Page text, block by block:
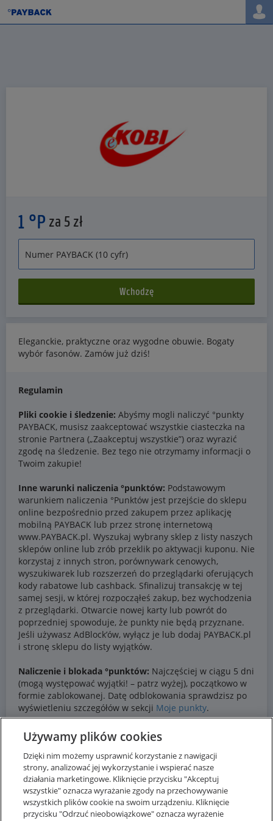
1 °P za 5 zł
Używamy plików cookies
Dzięki nim możemy usprawnić korzystanie z nawigacji
strony, analizować jej wykorzystanie i wspierać nasze
działania marketingowe. Kliknięcie przycisku "Akceptuj
wszystkie" oznacza wyrażanie zgody na przechowywanie
wszystkich plików cookie na swoim urządzeniu. Kliknięcie
przycisku "Odrzuć nieobowiązkowe" oznacza wyrażenie